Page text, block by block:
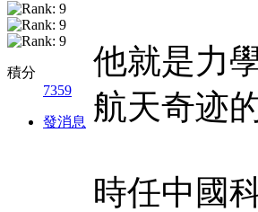
積分
7359
發消息
他就是力
航天奇迹
時任中國